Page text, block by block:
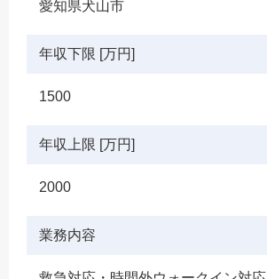
愛知県犬山市
年収下限 [万円]
1500
年収上限 [万円]
2000
業務内容